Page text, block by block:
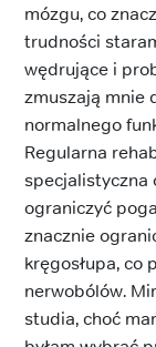
mózgu, co
trudności
wędrujące i
zmuszają mnie
normalnego
Regularna
specjalistyczna
ograniczyć
znacznie
kręgosłupa, co
nerwobólów.
studia, choć